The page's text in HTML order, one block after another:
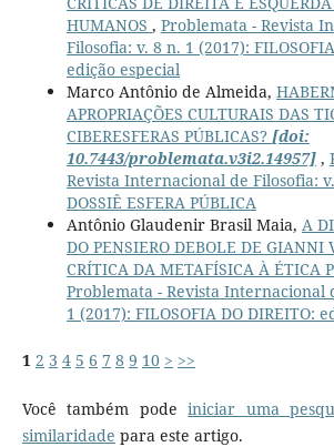
HUMANOS , Problemata - Revista
Filosofia: v. 8 n. 1 (2017):
edição especial
Marco Antônio de Almeida,
APROPRIAÇÕES CULTURAIS DAS
CIBERESFERAS PÚBLICAS? [doi:
10.7443/problemata.v3i2.14957],
Revista Internacional de Filosofia:
DOSSIÊ ESFERA PÚBLICA
Antônio Glaudenir Brasil Maia, A
DO PENSIERO DEBOLE DE GIANNI
CRÍTICA DA METAFÍSICA À ÉTICA
Problemata - Revista Internacional
1 (2017): FILOSOFIA DO DIREITO:
1 2 3 4 5 6 7 8 9 10 > >>
Você também podeiniciar uma
similaridade para este artigo.